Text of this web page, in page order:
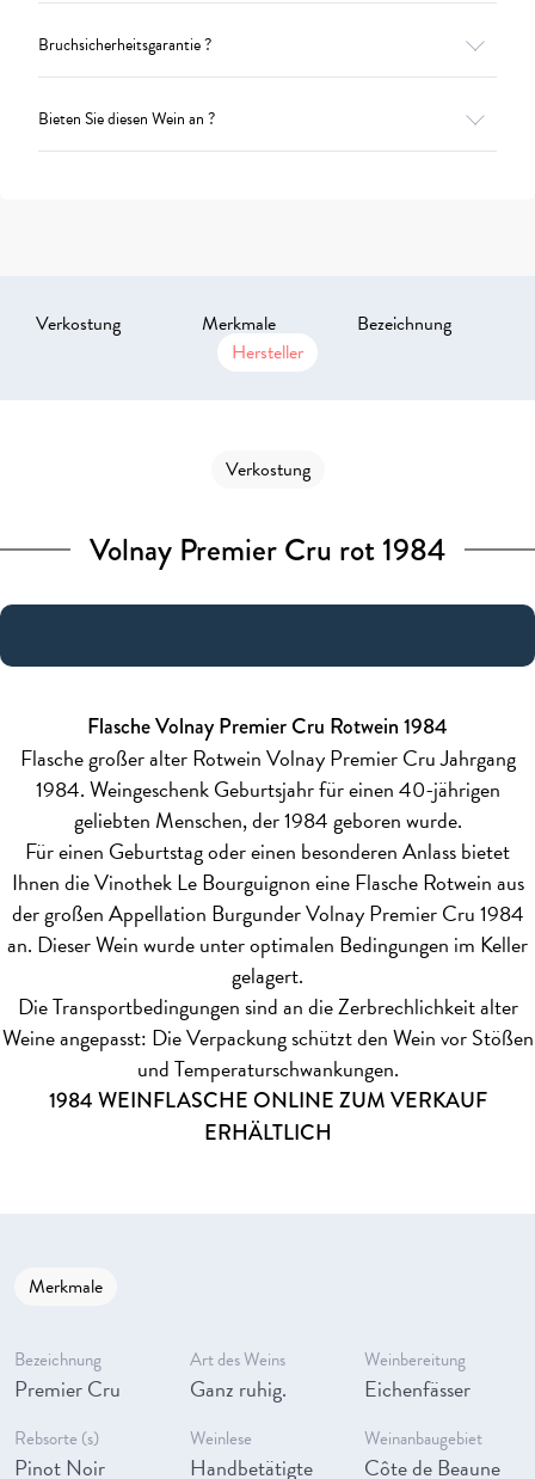
Bruchsicherheitsgarantie ?
Bieten Sie diesen Wein an ?
Verkostung Merkmale
Bezeichnung
Hersteller
Verkostung
Volnay Premier Cru rot 1984
Flasche Volnay Premier Cru Rotwein 1984
Flasche großer alter Rotwein Volnay Premier Cru Jahrgang
1984. Weingeschenk Geburtsjahr für einen 40-jährigen
geliebten Menschen, der 1984 geboren wurde.
Für einen Geburtstag oder einen besonderen Anlass bietet
Ihnen die Vinothek Le Bourguignon eine Flasche Rotwein aus
der großen Appellation Burgunder Volnay Premier Cru 1984
an. Dieser Wein wurde unter optimalen Bedingungen im Keller
gelagert.
Die Transportbedingungen sind an die Zerbrechlichkeit alter
Weine angepasst: Die Verpackung schützt den Wein vor Stößen
und Temperaturschwankungen.
1984 WEINFLASCHE ONLINE ZUM VERKAUF
ERHÄLTLICH
Merkmale
Bezeichnung
Premier Cru
Art des Weins
Ganz ruhig.
Weinbereitung
Eichenfässer
Rebsorte (s)
Pinot Noir
Weinlese
Handbetätigte
Weinanbaugebiet
Côte de Beaune